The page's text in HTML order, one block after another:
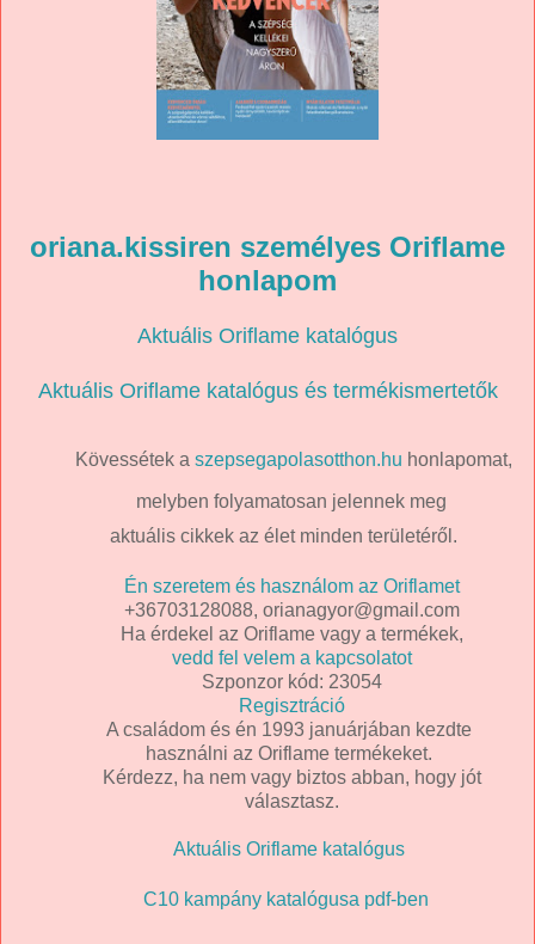
oriana.kissiren személyes Oriflame
honlapom
Aktuális Oriflame katalógus
Aktuális Oriflame katalógus és termékismertetők
Kövessétek a szepsegapolasotthon.hu honlapomat,
melyben folyamatosan jelennek meg
aktuális cikkek az élet minden területéről.
Én szeretem és használom az Oriflamet
+36703128088, orianagyor@gmail.com
Ha érdekel az Oriflame vagy a termékek,
vedd fel velem a kapcsolatot
Szponzor kód: 23054
Regisztráció
A családom és én 1993 januárjában kezdte
használni az Oriflame termékeket.
Kérdezz, ha nem vagy biztos abban, hogy jót
választasz.
Aktuális Oriflame katalógus
C10 kampány katalógusa pdf-ben